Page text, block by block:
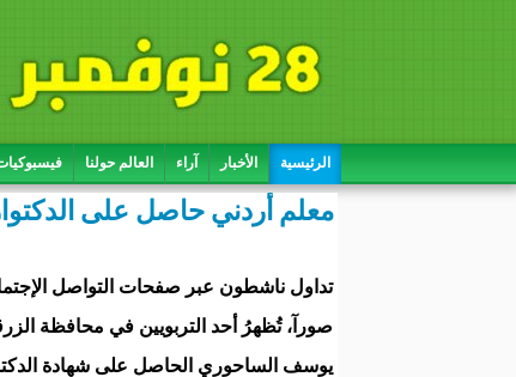
الرئيسية الأخبار آراء العالم حولنا
معلم أردني حاصل على
تداول ناشطون عبر صفحات التواصل
صورآ، تُظهرُ أحد التربويين في محافظة
يوسف الساحوري الحاصل على شهادة